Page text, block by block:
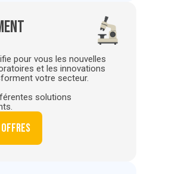
pour vous les nouvelles
et les innovations
votre secteur.
solutions
offres